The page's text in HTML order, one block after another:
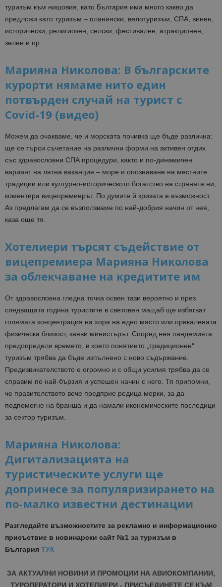
туризъм към нишовия, като България има много какво да
предложи като туризъм – планински, велотуризъм, СПА, винен,
исторически, религиозен, селски, фестивален, атракционен,
зелен и пр.
Марияна Николова: В българските
курорти нямаме нито един
потвърден случай на турист с
Covid-19 (видео)
Можем да очакваме, че и морската почивка ще бъде различна:
ще се търси съчетание на различни форми на активен отдих
със здравословни СПА процедури, както и по-динамичен
вариант на лятна ваканция – море и опознаване на местните
традиции или културно-историческото богатство на страната ни,
коментира вицепремиерът. По думите й кризата е възможност.
Аз предлагам да се възползваме по най-добрия начин от нея,
каза още тя.
Хотелиери търсят съдействие от
вицепремиера Марияна Николова
за облекчаване на кредитите им
От здравословна гледна точка освен тази вероятно и през
следващата година туристите в световен мащаб ще избягват
голямата концентрация на хора на едно място или прекалената
физическа близост, заяви министърът. Според нея пандемията
предопредели времето, в което понятието „традиционен“
туризъм трябва да бъде изпълнено с ново съдържание.
Предизвикателството е огромно и с общи усилия трябва да се
справим по най-бързия и успешен начин с него. Тя припомни,
че правителството вече предприе редица мерки, за да
подпомогне на бранша и да намали икономическите последици
за сектор туризъм.
Марияна Николова:
Дигитализацията на
туристическите услуги ще
допринесе за популяризирането на
по-малко известни дестинации
Разгледайте възможностите за рекламно и информационно
присъствие в новинарски сайт №1 за туризъм в
България ТУК
ЗА АКТУАЛНИ НОВИНИ И ПРОМОЦИИ НА АВИОКОМПАНИИ,
ТУРОПЕРАТОРИ И ХОТЕЛИЕРИ - ПРИСЪЕДИНЕТЕ СЕ КЪМ